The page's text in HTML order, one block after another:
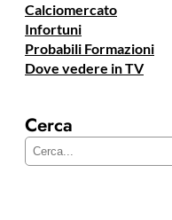
Calciomercato
Infortuni
Probabili Formazioni
Dove vedere in TV
Cerca